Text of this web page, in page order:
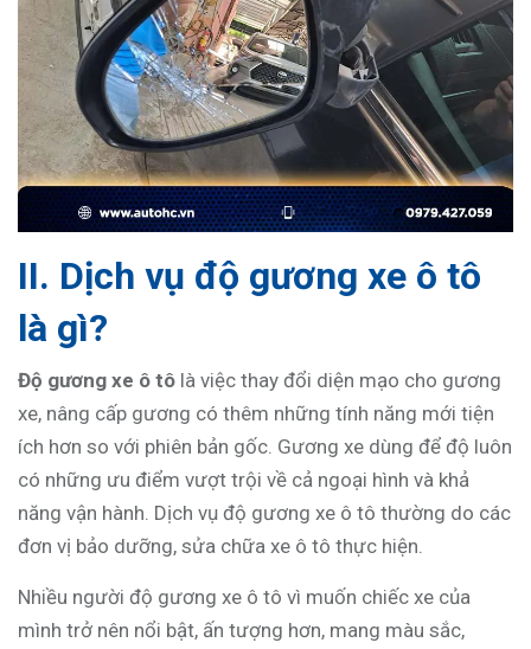
II. Dịch vụ độ gương xe ô tô
là gì?
Độ gương xe ô tô là việc thay đổi diện mạo cho gương
xe, nâng cấp gương có thêm những tính năng mới tiện
ích hơn so với phiên bản gốc. Gương xe dùng để độ luôn
có những ưu điểm vượt trội về cả ngoại hình và khả
năng vận hành. Dịch vụ độ gương xe ô tô thường do các
đơn vị bảo dưỡng, sửa chữa xe ô tô thực hiện.
Nhiều người độ gương xe ô tô vì muốn chiếc xe của
mình trở nên nổi bật, ấn tượng hơn, mang màu sắc,